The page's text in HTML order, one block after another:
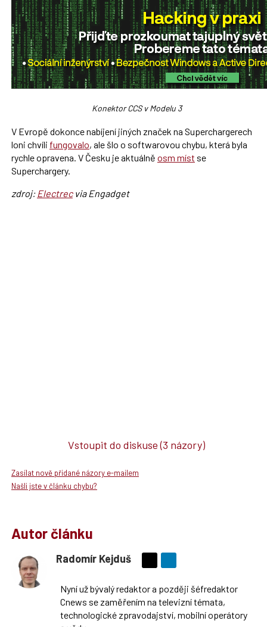
Konektor CCS v Modelu 3
V Evropě dokonce nabíjení jiných značek na Superchargerech
loni chvíli fungovalo, ale šlo o softwarovou chybu, která byla
rychle opravena. V Česku je aktuálně osm míst se
Superchargery.
zdroj: Electrecvia Engadget
Vstoupit do diskuse(3 názory)
Zasílat nově přidané názory e-mailem
Našli jste v článku chybu?
Autor článku
Radomír Kejduš
síti
X
Nyní už bývalý redaktor a později šéfredaktor
Cnews se zaměřením na televizní témata,
technologické zpravodajství, mobilní operátory